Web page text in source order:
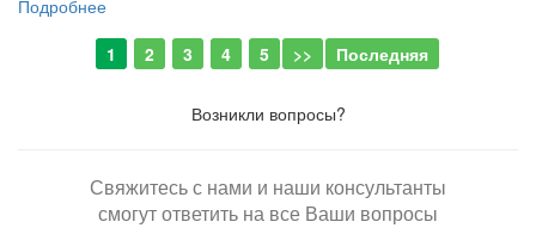
Подробнее
1
2 3 4 5 >> Последняя
Возникли вопросы?
Свяжитесь с нами и наши консультанты
смогут ответить на все Ваши вопросы